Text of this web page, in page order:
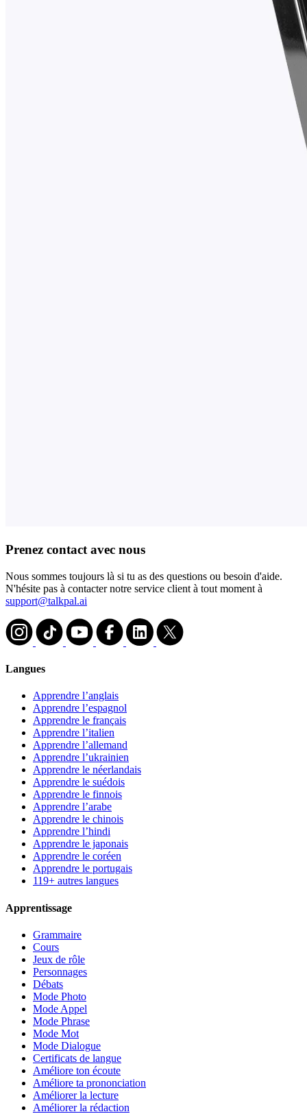
Prenez contact avec nous
Nous sommes toujours là si tu as des questions ou besoin d'aide.
N'hésite pas à contacter notre service client à tout moment à
support@talkpal.ai
Langues
Apprendre l’anglais
Apprendre l’espagnol
Apprendre le français
Apprendre l’italien
Apprendre l’allemand
Apprendre l’ukrainien
Apprendre le néerlandais
Apprendre le suédois
Apprendre le finnois
Apprendre l’arabe
Apprendre le chinois
Apprendre l’hindi
Apprendre le japonais
Apprendre le coréen
Apprendre le portugais
119+ autres langues
Apprentissage
Grammaire
Cours
Jeux de rôle
Personnages
Débats
Mode Photo
Mode Appel
Mode Phrase
Mode Mot
Mode Dialogue
Certificats de langue
Améliore ton écoute
Améliore ta prononciation
Améliorer la lecture
Améliorer la rédaction